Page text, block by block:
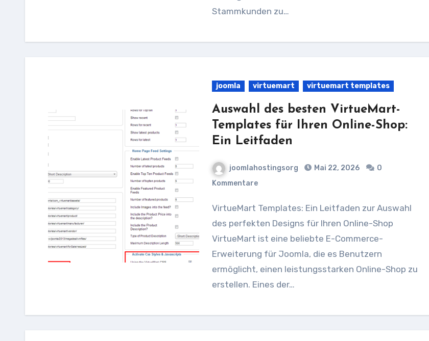
Stammkunden zu…
joomla virtuemart virtuemart templates
Auswahl des besten VirtueMart-
Templates für Ihren Online-Shop:
Ein Leitfaden
joomlahostingsorg Mai 22, 2026
0
Kommentare
VirtueMart Templates: Ein Leitfaden zur Auswahl
des perfekten Designs für Ihren Online-Shop
VirtueMart ist eine beliebte E-Commerce-
Erweiterung für Joomla, die es Benutzern
ermöglicht, einen leistungsstarken Online-Shop zu
erstellen. Eines der…